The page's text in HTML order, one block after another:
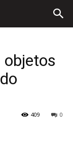
objetos
0
409